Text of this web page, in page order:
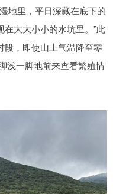
地里，平日深藏在底下的
大大小小的水坑里。”此
段，即使山上气温降至零
浅一脚地前来查看繁殖情